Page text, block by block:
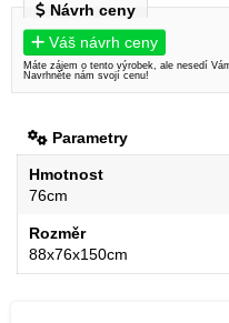
Návrh ceny
Váš návrh ceny
Máte zájem o tento výrobek, ale nesedí
Navrhněte nám svojí cenu!
Parametry
Hmotnost
76cm
Rozměr
88x76x150cm